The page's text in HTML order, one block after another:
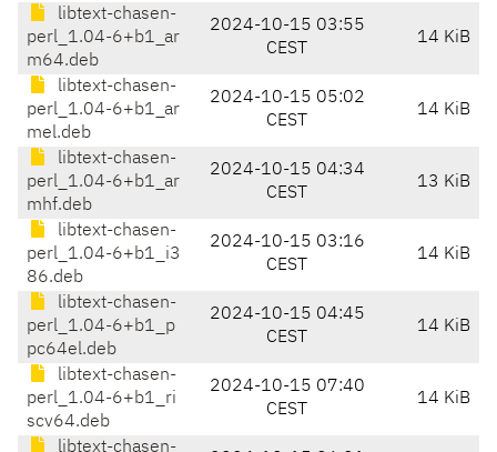
libtext-chasen-
perl_1.04-6+b1_ar
m64.deb
2024-10-15 03:55
CEST
14 KiB
libtext-chasen-
perl_1.04-6+b1_ar
mel.deb
2024-10-15 05:02
CEST
14 KiB
libtext-chasen-
perl_1.04-6+b1_ar
mhf.deb
2024-10-15 04:34
CEST
13 KiB
libtext-chasen-
perl_1.04-6+b1_i3
86.deb
2024-10-15 03:16
CEST
14 KiB
libtext-chasen-
perl_1.04-6+b1_p
pc64el.deb
2024-10-15 04:45
CEST
14 KiB
libtext-chasen-
perl_1.04-6+b1_ri
scv64.deb
2024-10-15 07:40
CEST
14 KiB
libtext-chasen-